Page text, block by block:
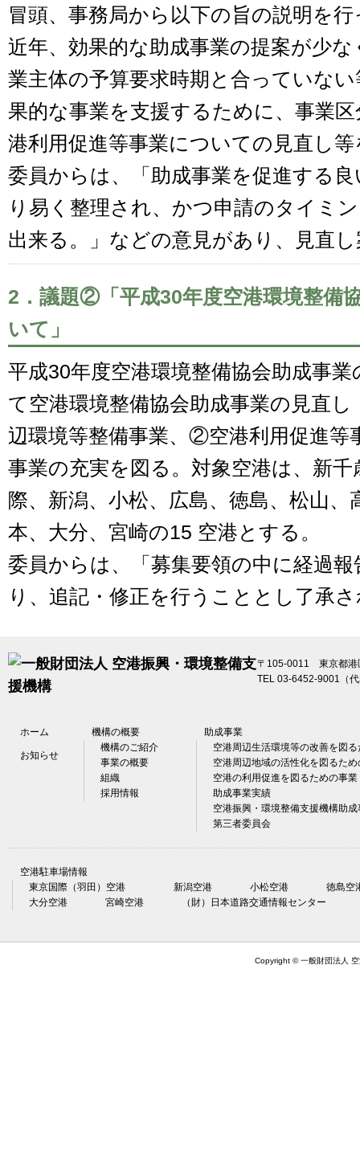
冒頭、事務局から以下の旨の説明を行
近年、効果的な助成事業の提案が少
業主体の予算要求時期と合っていな
果的な事業を支援するために、事業
港利用促進等事業についての見直し
委員からは、「助成事業を促進する
り易く整理され、かつ申請のタイミ
出来る。」などの意見があり、見直
2．議題②「平成30年度空港環境整備
いて」
平成30年度空港環境整備協会助成事
て空港環境整備協会助成事業の見直
辺環境等整備事業、②空港利用促進
事業の充実を図る。対象空港は、新
際、新潟、小松、広島、徳島、松山、
本、大分、宮崎の15 空港とする。
委員からは、「募集要領の中に経過
り、追記・修正を行うこととし了承
〒105-0011 東京都
TEL 03-6452-9001（
ホーム 機構の概要 助成事業
お知らせ
機構のご紹介
事業の概要
組織
採用情報
空港周辺生活環境等の改善を図
空港周辺地域の活性化を図るため
空港の利用促進を図るための事業
助成事業実績
空港振興・環境整備支援機構助
第三者委員会
空港駐車場情報
東京国際（羽田）空港
新潟空港 小松空港
徳島空
大分空港
宮崎空港 （財）日本道路交通情報センター
Copyright © 一般財団法人